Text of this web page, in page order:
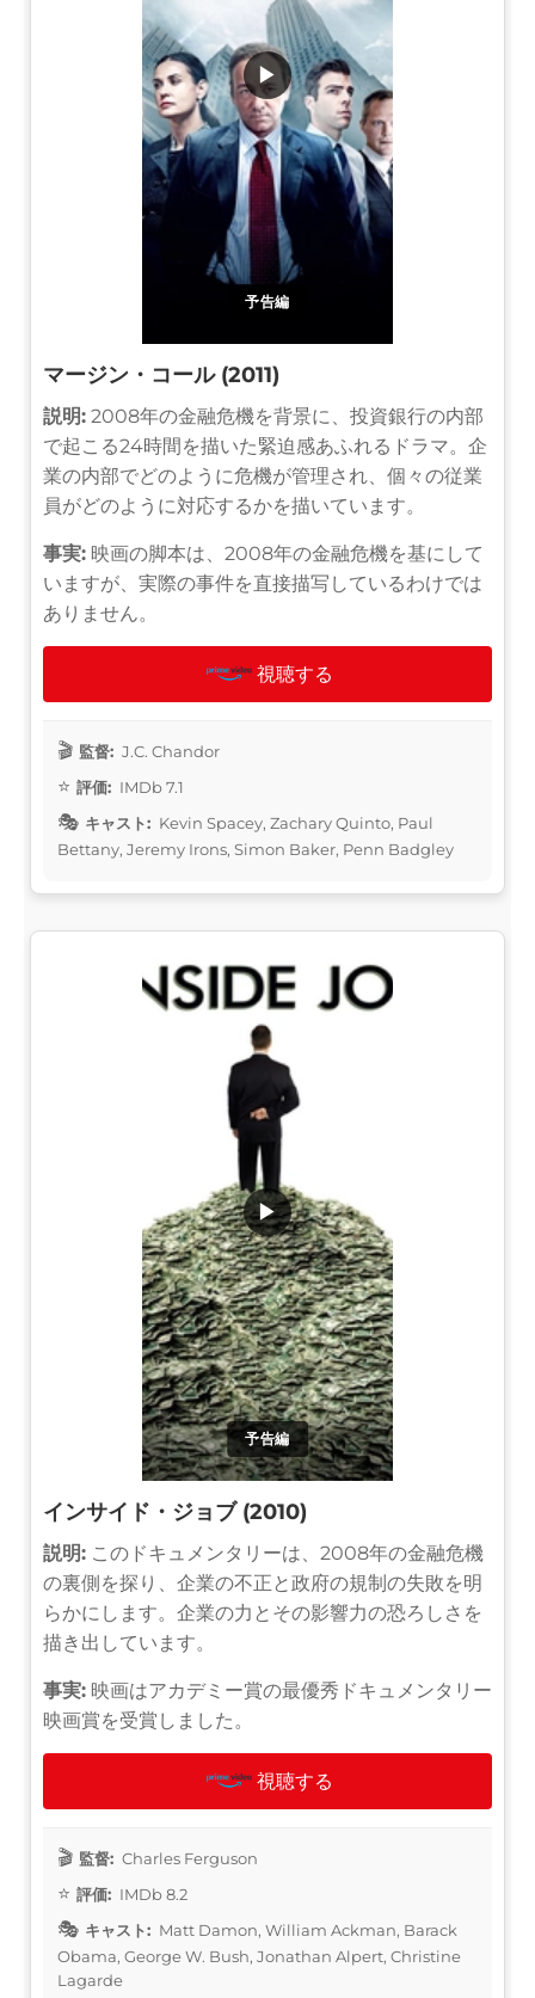
予告編
▶
マージン・コール (2011)
説明: 2008年の金融危機を背景に、投資銀行の内部
で起こる24時間を描いた緊迫感あふれるドラマ。企
業の内部でどのように危機が管理され、個々の従業
員がどのように対応するかを描いています。
事実: 映画の脚本は、2008年の金融危機を基にして
いますが、実際の事件を直接描写しているわけでは
ありません。
視聴する
監督: J.C. Chandor
評価: IMDb 7.1
キャスト: Kevin Spacey, Zachary Quinto, Paul
Bettany, Jeremy Irons, Simon Baker, Penn Badgley
予告編
▶
インサイド・ジョブ (2010)
説明: このドキュメンタリーは、2008年の金融危機
の裏側を探り、企業の不正と政府の規制の失敗を明
らかにします。企業の力とその影響力の恐ろしさを
描き出しています。
事実: 映画はアカデミー賞の最優秀ドキュメンタリー
映画賞を受賞しました。
視聴する
監督: Charles Ferguson
評価: IMDb 8.2
キャスト: Matt Damon, William Ackman, Barack
Obama, George W. Bush, Jonathan Alpert, Christine
Lagarde